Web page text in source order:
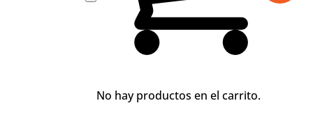
No hay productos en el carrito.